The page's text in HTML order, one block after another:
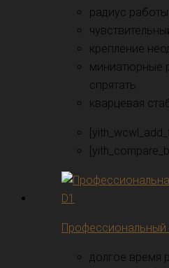
радиус
крепление
миниатюрные
спрятать
кварцевая
Профессиональный
долгое время